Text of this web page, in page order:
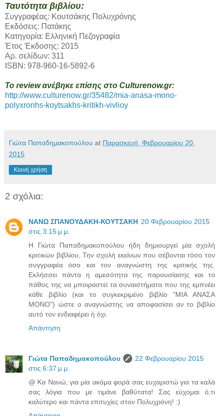
Ταυτότητα βιβλίου:
Συγγραφέας: Κουτσάκης Πολυχρόνης
Εκδόσεις: Πατάκης
Κατηγορία: Ελληνική Πεζογραφία
Έτος Έκδοσης: 2015
Αρ. σελίδων: 311
ISBN: 978-960-16-5892-6
Το review ανέβηκε επίσης στο Culturenow.gr:
http://www.culturenow.gr/35482/mia-anasa-mono-
polyxronhs-koytsakhs-kritikh-vivlioy
Γιώτα Παπαδημακοπούλου at Παρασκευή, Φεβρουαρίου 20,
2015
Κοινή χρήση
2 σχόλια:
ΝΑΝΩ ΣΠΑΝΟΥΔΑΚΗ-ΚΟΥΤΣΑΚΗ 20 Φεβρουαρίου 2015
στις 3:15 μ.μ.
Η Γιώτα Παπαδημακοπούλου ήδη δημιουργεί μία σχολή
κριτικών βιβλίου, Την σχολή εκείνων που σέβονται τόσο τον
συγγραφέα όσο και τον αναγνώστη της κριτικής της.
Εκλήσσει πάντα η αμεσότητα της παρουσίασης και το
πάθος της να μποιραστεί τα συναιστήματα που της εμπνέει
κάθε βιβλίο (και το συγκεκριμένο βιβλίο "ΜΙΑ ΑΝΑΣΑ
ΜΟΝΟ") ώστε ο αναγνώστης να αποφασίσει αν το βιβλίο
αυτό τον ενδιαφέρει ή όχι.
Απάντηση
Γιώτα Παπαδημακοπούλου
22 Φεβρουαρίου 2015
στις 6:37 μ.μ.
@ Κα Νανώ, για μία ακόμα φορά σας ευχαριστώ για τα καλά
σας λόγια που με τιμάνε βαθύτατα! Σας εύχομαι ό,τι
καλύτερο και πάντα επιτυχίες στον Πολυχρόνη! :)